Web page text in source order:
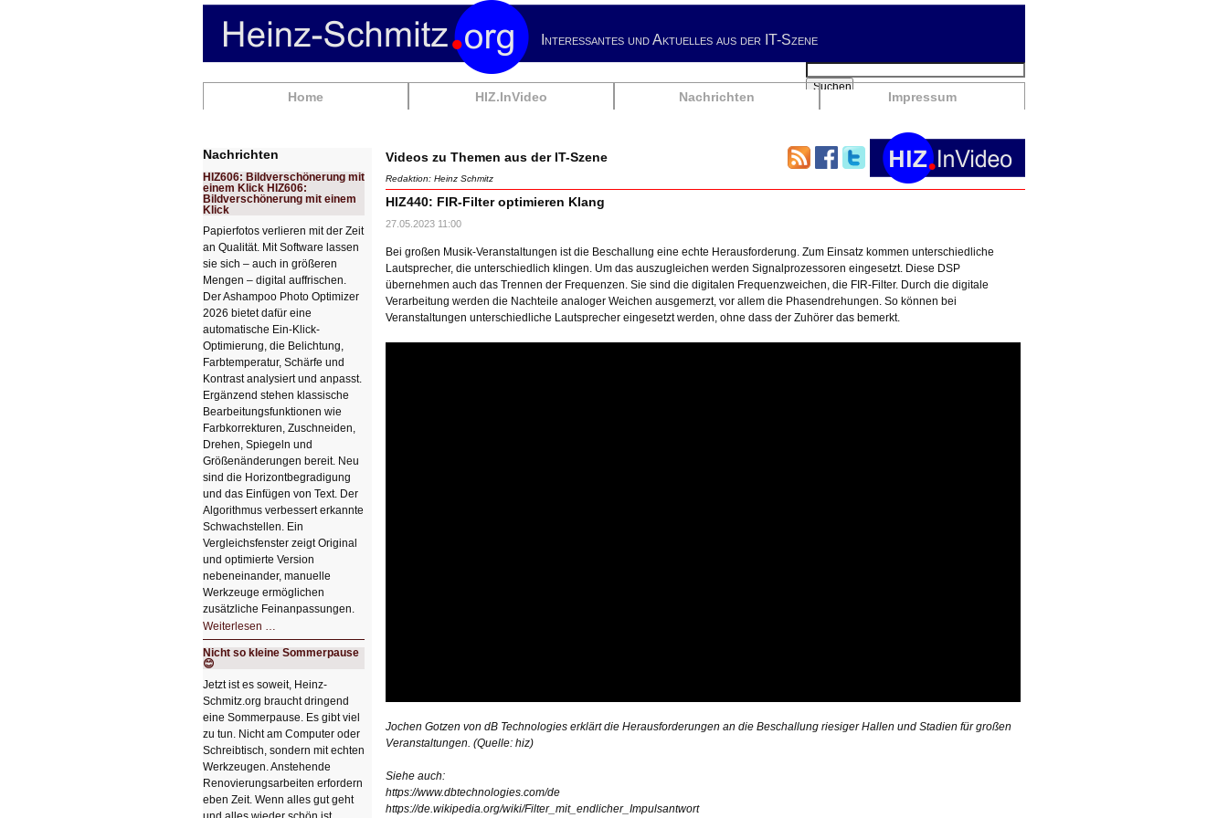
Interessantes und Aktuelles aus der IT-Szene
Navigation
Home HIZ.InVideo Nachrichten Impressum
Suchbegriffe
Suchen
Videos zu Themen aus der IT-Szene
Redaktion: Heinz Schmitz
HIZ440: FIR-Filter optimieren Klang
27.05.2023 11:00
Bei großen Musik-Veranstaltungen ist die Beschallung eine echte Herausforderung. Zum Einsatz kommen unterschiedliche
Lautsprecher, die unterschiedlich klingen. Um das auszugleichen werden Signalprozessoren eingesetzt. Diese DSP
übernehmen auch das Trennen der Frequenzen. Sie sind die digitalen Frequenzweichen, die FIR-Filter. Durch die digitale
Verarbeitung werden die Nachteile analoger Weichen ausgemerzt, vor allem die Phasendrehungen. So können bei
Veranstaltungen unterschiedliche Lautsprecher eingesetzt werden, ohne dass der Zuhörer das bemerkt.
Jochen Gotzen von dB Technologies erklärt die Herausforderungen an die Beschallung riesiger Hallen und Stadien für großen
Veranstaltungen. (Quelle: hiz)
Siehe auch:
https://www.dbtechnologies.com/de
https://de.wikipedia.org/wiki/Filter_mit_endlicher_Impulsantwort
Nachrichten
HIZ606: Bildverschönerung mit
einem Klick HIZ606:
Bildverschönerung mit einem
Klick
Papierfotos verlieren mit der Zeit
an Qualität. Mit Software lassen
sie sich – auch in größeren
Mengen – digital auffrischen.
Der Ashampoo Photo Optimizer
2026 bietet dafür eine
automatische Ein-Klick-
Optimierung, die Belichtung,
Farbtemperatur, Schärfe und
Kontrast analysiert und anpasst.
Ergänzend stehen klassische
Bearbeitungsfunktionen wie
Farbkorrekturen, Zuschneiden,
Drehen, Spiegeln und
Größenänderungen bereit. Neu
sind die Horizontbegradigung
und das Einfügen von Text. Der
Algorithmus verbessert erkannte
Schwachstellen. Ein
Vergleichsfenster zeigt Original
und optimierte Version
nebeneinander, manuelle
Werkzeuge ermöglichen
zusätzliche Feinanpassungen.
Weiterlesen …
Bildverschönerung
mit
einem
HIZ606:
Bildverschönerung
mit
einem
Klick
Nicht so kleine Sommerpause
😊
Jetzt ist es soweit, Heinz-
Schmitz.org braucht dringend
eine Sommerpause. Es gibt viel
zu tun. Nicht am Computer oder
Schreibtisch, sondern mit echten
Werkzeugen. Anstehende
Renovierungsarbeiten erfordern
eben Zeit. Wenn alles gut geht